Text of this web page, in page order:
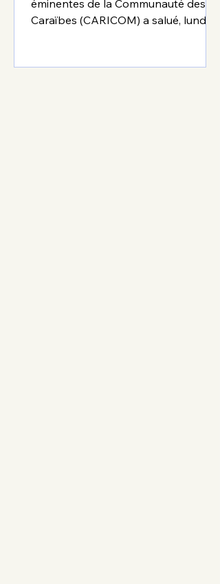
éminentes de la Communauté des
Caraïbes (CARICOM) a salué, lundi, la
(CEP), considérant cette décision